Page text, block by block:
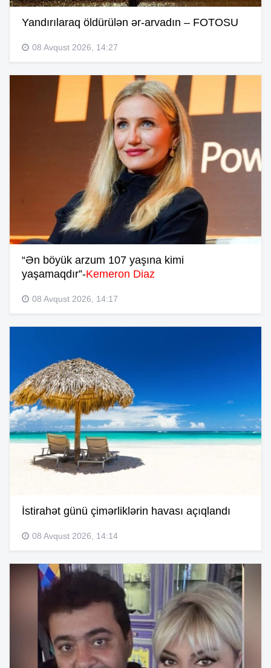
Yandırılaraq öldürülən ər-arvadın – FOTOSU
08 Avqust 2026, 14:27
“Ən böyük arzum 107 yaşına kimi
yaşamaqdır”-Kemeron Diaz
08 Avqust 2026, 14:17
İstirahət günü çimərliklərin havası açıqlandı
08 Avqust 2026, 14:14